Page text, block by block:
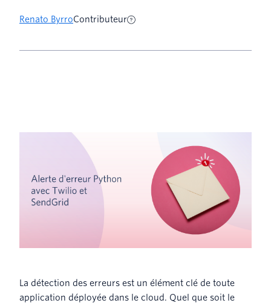
Renato ByrroContributeur
La détection des erreurs est un élément clé de toute
application déployée dans le cloud. Quel que soit le